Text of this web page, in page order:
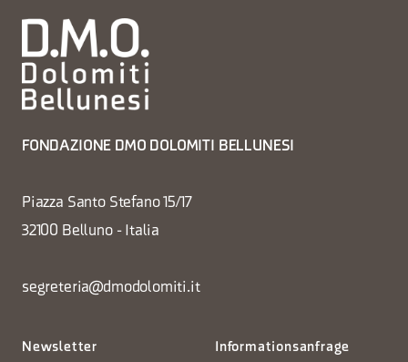
FONDAZIONE DMO DOLOMITI BELLUNESI
Piazza Santo Stefano 15/17
32100 Belluno - Italia
segreteria@dmodolomiti.it
Newsletter Informationsanfrage